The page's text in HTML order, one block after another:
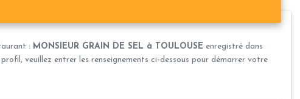
: MONSIEUR GRAIN DE SEL à TOULOUSE enregistré dans
veuillez entrer les renseignements ci-dessous pour démarrer votre